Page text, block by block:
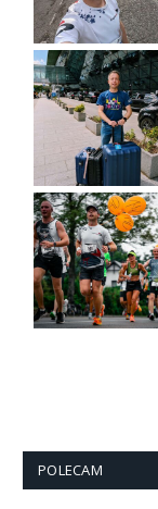
POLECAM